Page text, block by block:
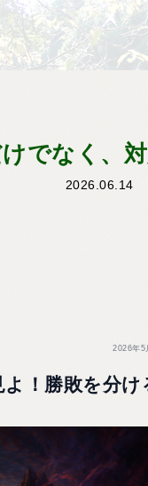
でなく、
2026.06.14
2026年5
！勝敗を分け